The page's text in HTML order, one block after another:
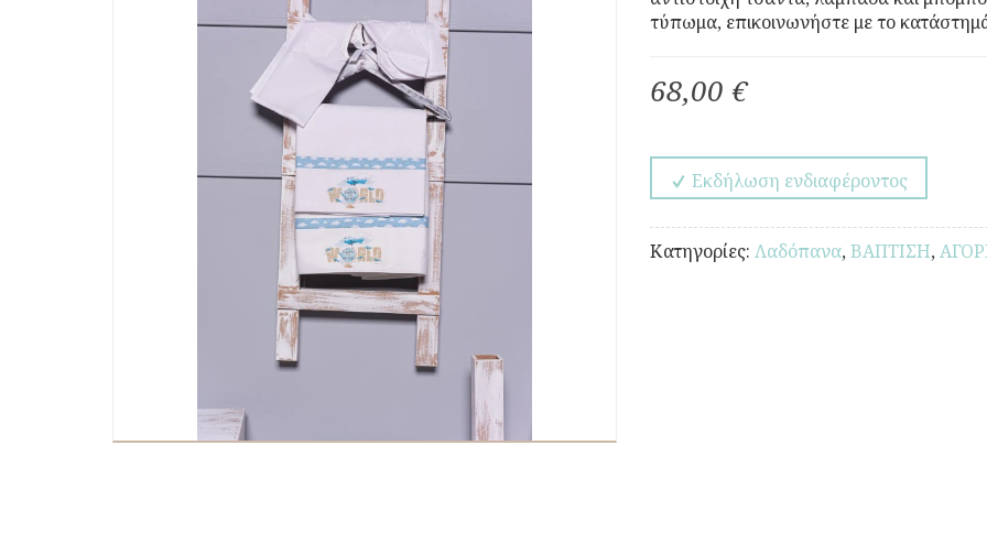
τύπωμα, επικοινωνήστε με το
68,00 €
Εκδήλωση ενδιαφέροντος
Κατηγορίες: Λαδόπανα,ΒΑΠΤΙΣΗ,